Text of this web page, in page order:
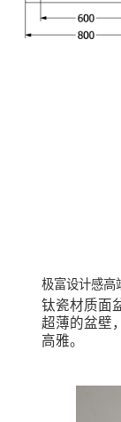
钛瓷材质面
超薄的盆壁
高雅。